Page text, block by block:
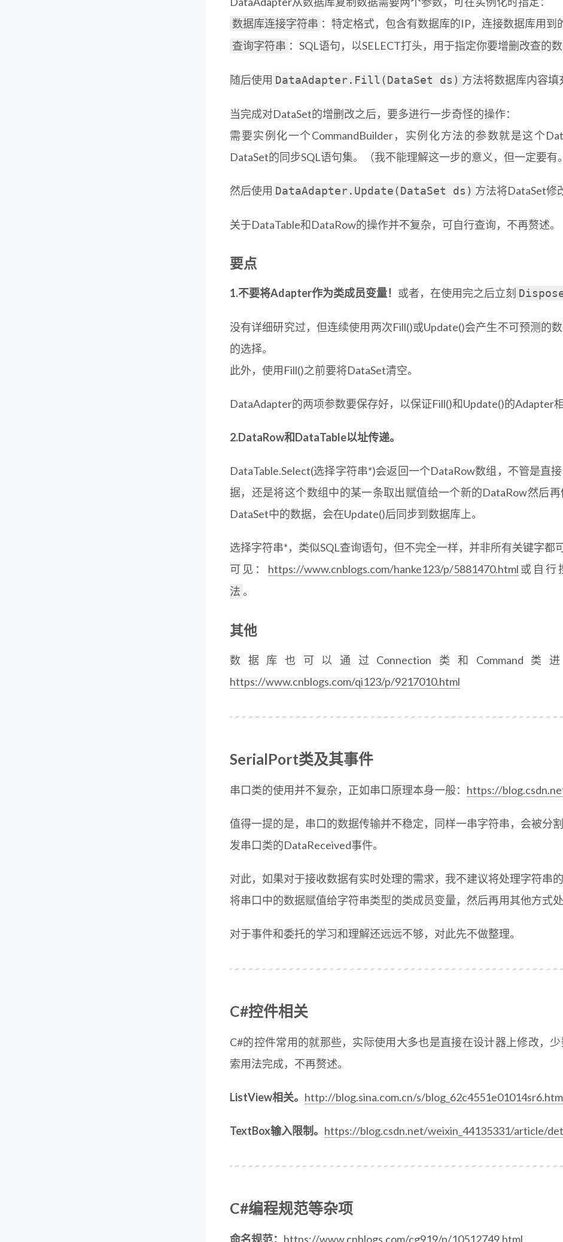
数据库连接字符串 ：特定格式，包含有数据库的IP，连接数据库用到
查询字符串 ：SQL语句，以SELECT打头，用于指定你要增删改查的数
随后使用 DataAdapter.Fill(DataSet ds) 方法将数据库内容填
当完成对DataSet的增删改之后，要多进行一步奇怪的操作：
需要实例化一个CommandBuilder，实例化方法的参数就是这个
DataSet的同步SQL语句集。（我不能理解这一步的意义，但一定要有
然后使用 DataAdapter.Update(DataSet ds) 方法将DataSet修
关于DataTable和DataRow的操作并不复杂，可自行查询，不再赘述。
要点
1.不要将Adapter作为类成员变量！ 或者，在使用完之后立刻
没有详细研究过，但连续使用两次Fill()或Update()会产生不可预测的
的选择。
此外，使用Fill()之前要将DataSet清空。
DataAdapter的两项参数要保存好，以保证Fill()和Update()的Adapter相
2.DataRow和DataTable以址传递。
DataTable.Select(选择字符串*)会返回一个DataRow数组，不管是直
据，还是将这个数组中的某一条取出赋值给一个新的DataRow然后
DataSet中的数据，会在Update()后同步到数据库上。
选择字符串*，类似SQL查询语句，但不完全一样，并非所有关键字都可
可见： https://www.cnblogs.com/hanke123/p/5881470.html 或自行
法 。
其他
数据库也可以通过Connection类和Command
https://www.cnblogs.com/qi123/p/9217010.html
SerialPort类及其事件
串口类的使用并不复杂，正如串口原理本身一般： https://
值得一提的是，串口的数据传输并不稳定，同样一串字符串，会被分
发串口类的DataReceived事件。
对此，如果对于接收数据有实时处理的需求，我不建议将处理字符串
将串口中的数据赋值给字符串类型的类成员变量，然后再用其他方式处
对于事件和委托的学习和理解还远远不够，对此先不做整理。
C#控件相关
C#的控件常用的就那些，实际使用大多也是直接在设计器上修改，
索用法完成，不再赘述。
ListView相关。 http://blog.sina.com.cn/s/
TextBox输入限制。 https://blog.csdn.net/weixin_44135331/article/
C#编程规范等杂项
命名规范： https://www.cnblogs.com/cg919/p/10512749.html